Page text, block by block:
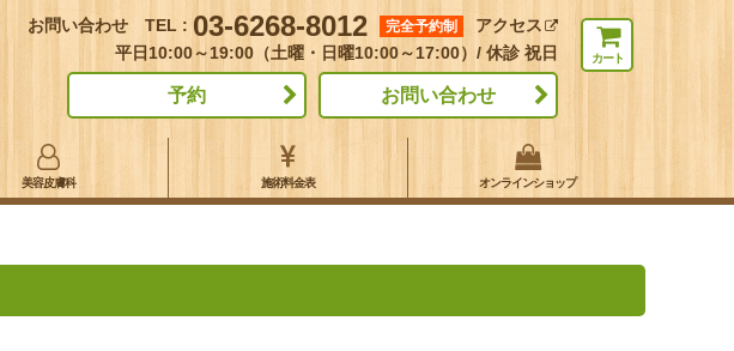
お問い合わせ TEL : 03-6268-8012 完全予約制
アクセス
平日10:00～19:00（土曜・日曜10:00～17:00）/ 休診 祝日
予約 お問い合わせ
カート
美容皮膚科 施術料金表 オンラインショップ